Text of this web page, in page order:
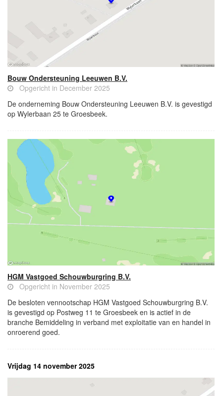
Bouw Ondersteuning Leeuwen B.V.
Opgericht in December 2025
De onderneming Bouw Ondersteuning Leeuwen B.V. is gevestigd
op Wylerbaan 25 te Groesbeek.
HGM Vastgoed Schouwburgring B.V.
Opgericht in November 2025
De besloten vennootschap HGM Vastgoed Schouwburgring B.V.
is gevestigd op Postweg 11 te Groesbeek en is actief in de
branche Bemiddeling in verband met exploitatie van en handel in
onroerend goed.
Vrijdag 14 november 2025